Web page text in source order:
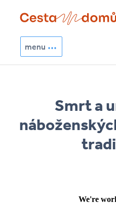
Přejít k hlavnímu obsahu
menu
Smrt a